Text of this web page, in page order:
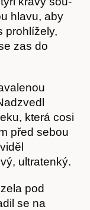
hlavu, aby
prohlížely,
zas do
která cosi
před sebou
ultratenký.
pod
se na